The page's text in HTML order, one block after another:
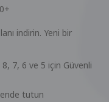
indirin. Yeni bir
7, 6 ve 5 için Güvenli
tutun